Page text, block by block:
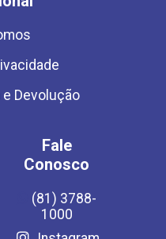
Devolução
Fale
Conosco
(81) 3788-
1000